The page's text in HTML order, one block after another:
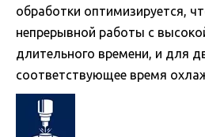
обработки оптимизируется,
непрерывной работы с
длительного времени, и для
соответствующее время